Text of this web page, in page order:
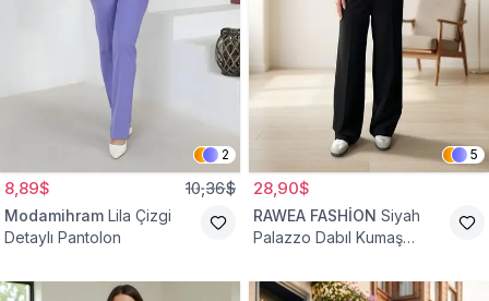
2
8,89$ 10,36$
Modamihram Lila Çizgi
Detaylı Pantolon
5
28,90$
RAWEA FASHİON Siyah
Palazzo Dabıl Kumaş